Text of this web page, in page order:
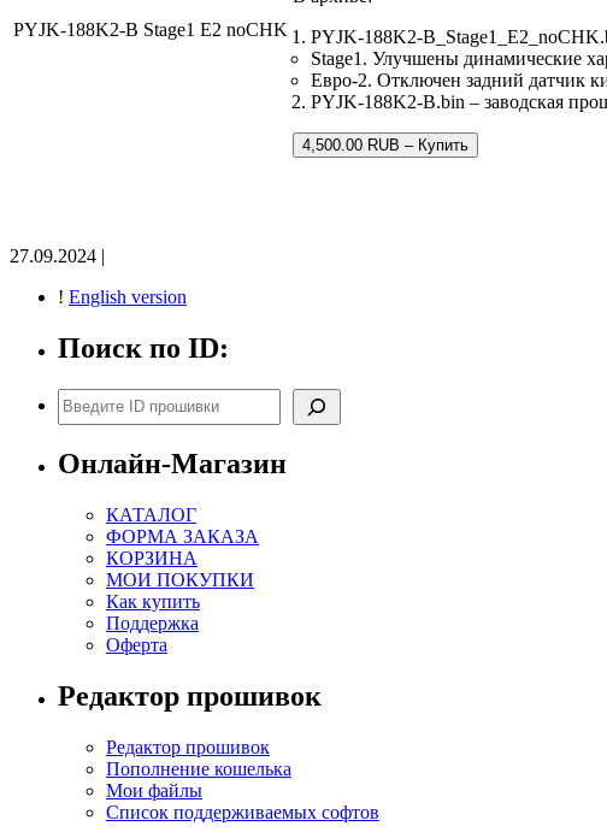
PYJK-188K2-B Stage1 E2 noCHK
PYJK-188K2-
Stage1. Улучшены динамические
Евро-2. Отключен задний датчик
PYJK-188K2-B.bin – заводская
4,500.00 RUB – Купить
27.09.2024 |
! English version
Поиск по ID:
Поиск
Онлайн-Магазин
КАТАЛОГ
ФОРМА ЗАКАЗА
КОРЗИНА
МОИ ПОКУПКИ
Как купить
Поддержка
Оферта
Редактор прошивок
Редактор прошивок
Пополнение кошелька
Мои файлы
Список поддерживаемых софтов